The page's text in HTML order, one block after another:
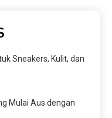
Sneakers, Kulit, dan
Mulai Aus dengan